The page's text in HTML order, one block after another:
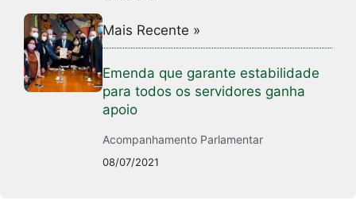
Mais Recente »
Emenda que garante estabilidade
para todos os servidores ganha
apoio
Acompanhamento Parlamentar
08/07/2021